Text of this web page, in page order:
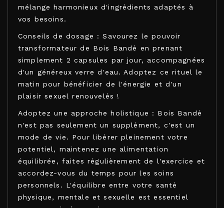
mélange harmonieux d'ingrédients adaptés à
vos besoins.
Conseils de dosage : Savourez le pouvoir
transformateur de Bois Bandé en prenant
simplement 2 capsules par jour, accompagnées
d'un généreux verre d'eau. Adoptez ce rituel le
matin pour bénéficier de l'énergie et d'un
plaisir sexuel renouvelés !
Adoptez une approche holistique : Bois Bandé
n'est pas seulement un supplément, c'est un
mode de vie. Pour libérer pleinement votre
potentiel, maintenez une alimentation
équilibrée, faites régulièrement de l'exercice et
accordez-vous du temps pour les soins
personnels. L'équilibre entre votre santé
physique, mentale et sexuelle est essentiel